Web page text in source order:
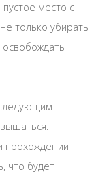
место с
только убирать
прохождении
что будет